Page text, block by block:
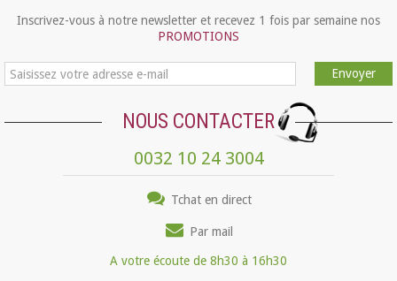
Inscrivez-vous à notre newsletter et recevez 1 fois par semaine nos
PROMOTIONS
Envoyer
NOUS CONTACTER
0032 10 24 3004
Tchat en direct
Par mail
A votre écoute de 8h30 à 16h30